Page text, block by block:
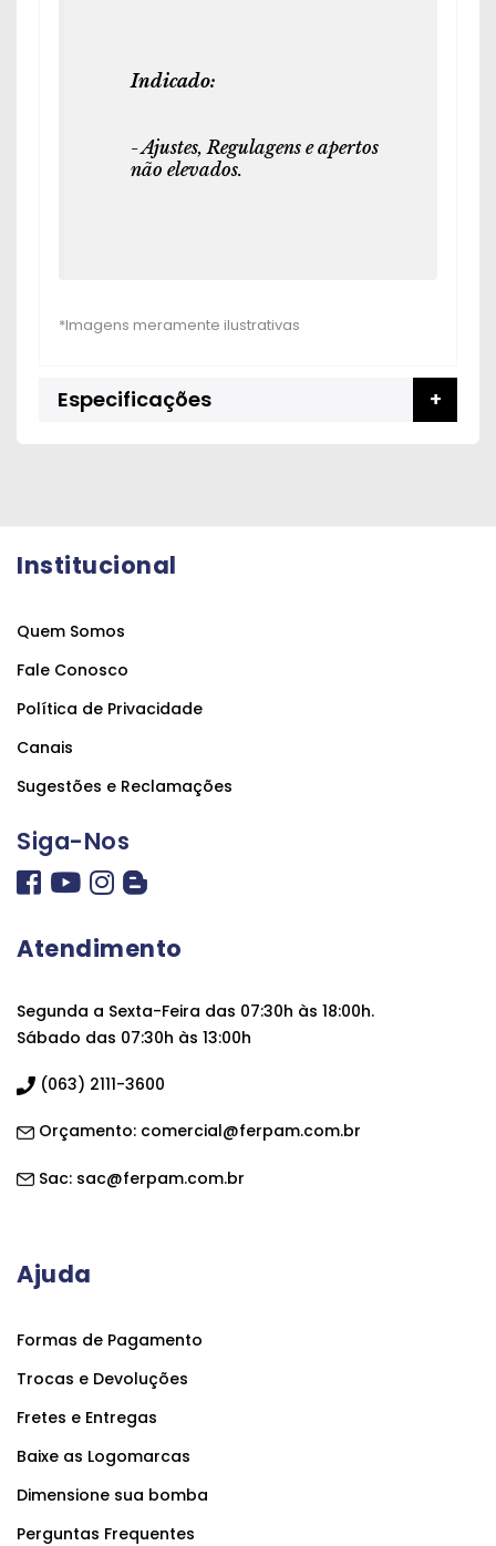
Indicado:
- Ajustes, Regulagens e apertos
não elevados.
Especificações
Institucional
Quem Somos
Fale Conosco
Política de Privacidade
Canais
Sugestões e Reclamações
Siga-Nos
Atendimento
Segunda a Sexta-Feira das 07:30h às 18:00h.
Sábado das 07:30h às 13:00h
(063) 2111-3600
Orçamento: comercial@ferpam.com.br
Sac: sac@ferpam.com.br
Ajuda
Formas de Pagamento
Trocas e Devoluções
Fretes e Entregas
Baixe as Logomarcas
Dimensione sua bomba
Perguntas Frequentes